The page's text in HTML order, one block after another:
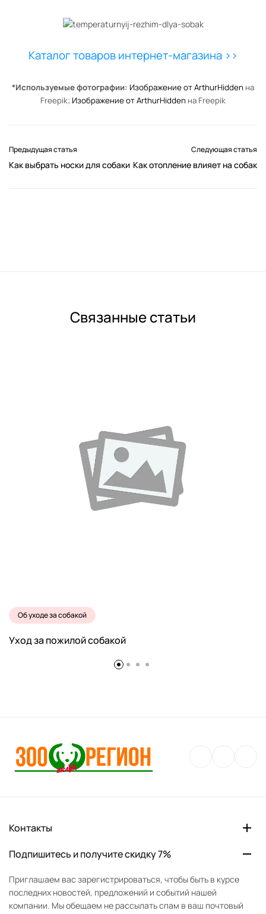
Каталог товаров интернет-магазина >>
*Используемые фотографии: Изображение от ArthurHidden на
Freepik; Изображение от ArthurHidden на Freepik
Предыдущая статья
Как выбрать носки для собаки
Следующая статья
Как отопление влияет на собак
Связанные статьи
Об уходе за собакой
Уход за пожилой собакой
Контакты
Подпишитесь и получите скидку 7%
Приглашаем вас зарегистрироваться, чтобы быть в курсе
последних новостей, предложений и событий нашей
компании. Мы обещаем не рассылать спам в ваш почтовый